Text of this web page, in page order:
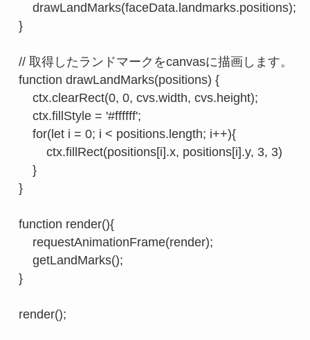
    drawLandMarks(faceData.landmarks.positions);
}
// 取得したランドマークをcanvasに描画します。
function drawLandMarks(positions) {
    ctx.clearRect(0, 0, cvs.width, cvs.height);
    ctx.fillStyle = '#ffffff';
    for(let i = 0; i < positions.length; i++){
        ctx.fillRect(positions[i].x, positions[i].y, 3, 3)
    }
}
function render(){
    requestAnimationFrame(render);
    getLandMarks();
}